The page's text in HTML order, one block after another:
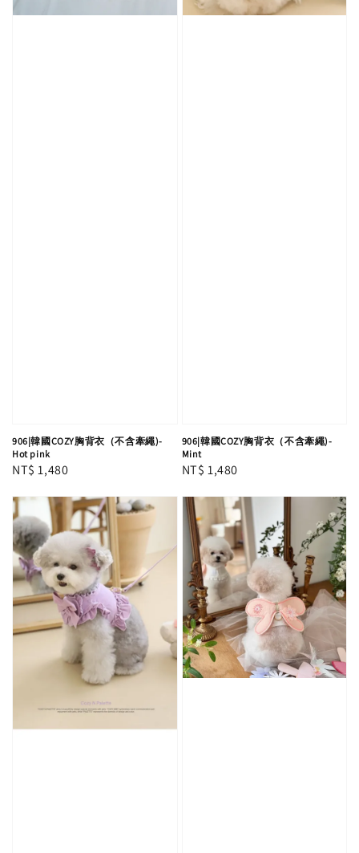
906|韓國COZY胸背衣（不含牽繩)-
Hot pink
Regular
NT$ 1,480
906|韓國COZY胸背衣（不含牽繩)-
Mint
Regular
NT$ 1,480